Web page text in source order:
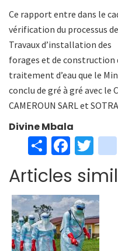
Ce rapport entre dans le
vérification du processus
Travaux d’installation des
forages et de construction
traitement d’eau que le
conclu de gré à gré avec le
CAMEROUN SARL et
Divine Mbala
S
h
ar
e
Fa
ce
b
o
o
k
T
wi
tt
er
Articles